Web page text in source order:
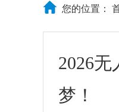
您的位置：
2026
梦！